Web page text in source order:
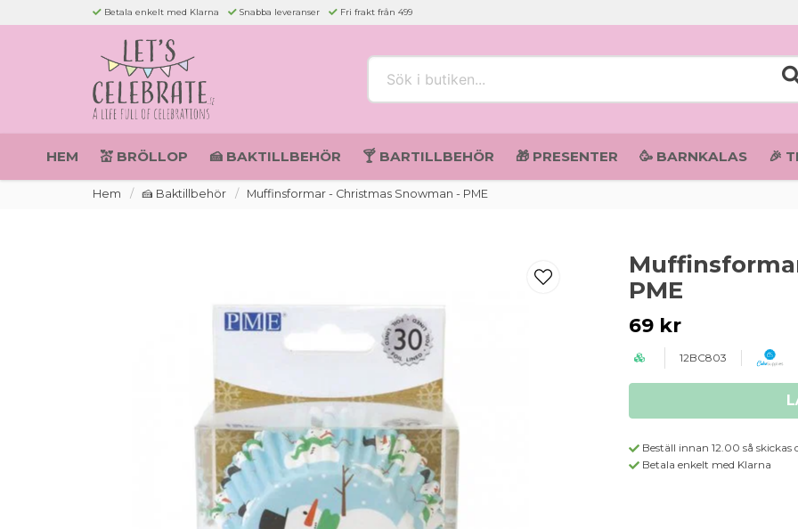
Betala enkelt med Klarna Snabba leveranser Fri frakt från 499
HEM 💒 BRÖLLOP 🍰 BAKTILLBEHÖR 🍸 BARTILLBEHÖR 🎁 PRESENTER 🥳 BARNKALAS 🎉
Hem 🍰 Baktillbehör Muffinsformar - Christmas Snowman - PME
PME
69 kr
12BC803
Beställ innan 12.00 så skickas
Betala enkelt med Klarna